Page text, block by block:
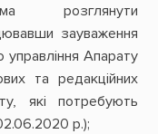
розглянути
зауваження
управління Апарату
та редакційних
які потребують
р.);